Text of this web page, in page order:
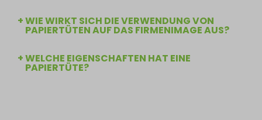
WIE WIRKT SICH DIE VERWENDUNG VON
PAPIERTÜTEN AUF DAS FIRMENIMAGE AUS?
WELCHE EIGENSCHAFTEN HAT EINE
PAPIERTÜTE?